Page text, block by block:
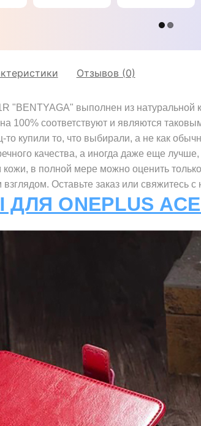
OnePlus
"GENUINE
Отзывов (0)
"BENTYAGA" выполнен из
100% соответствуют и являются
купили то, что выбирали, а не как
качества, а иногда даже еще
в полной мере можно оценить
Оставьте заказ или свяжитесь
ONEPLUS